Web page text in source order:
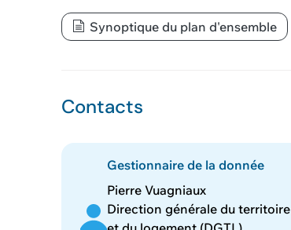
Synoptique du plan d'ensemble
Contacts
Gestionnaire de la donnée
Pierre Vuagniaux
Direction générale du territoire